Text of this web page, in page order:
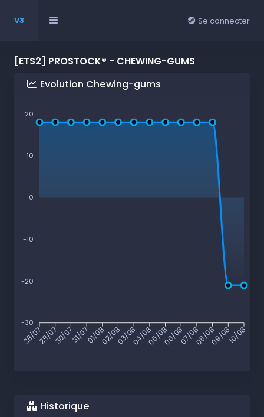
V3 Se connecter
[ETS2] PROSTOCK® - CHEWING-GUMS
Evolution Chewing-gums
20
10
0
-10
-20
-30
28/0729/0730/0731/0701/0802/0803/0804/0805/0806/0807/0808/0809/0810/08
Historique